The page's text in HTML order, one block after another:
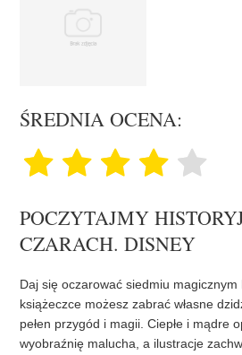
ŚREDNIA OCENA:
POCZYTAJMY
CZARACH. DISNEY
Daj się oczarować siedmiu
książeczce możesz zabrać własne
pełen przygód i magii. Ciepłe i mądre
wyobraźnię malucha, a ilustracje